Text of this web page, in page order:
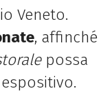
Veneto.
, affinché
possa